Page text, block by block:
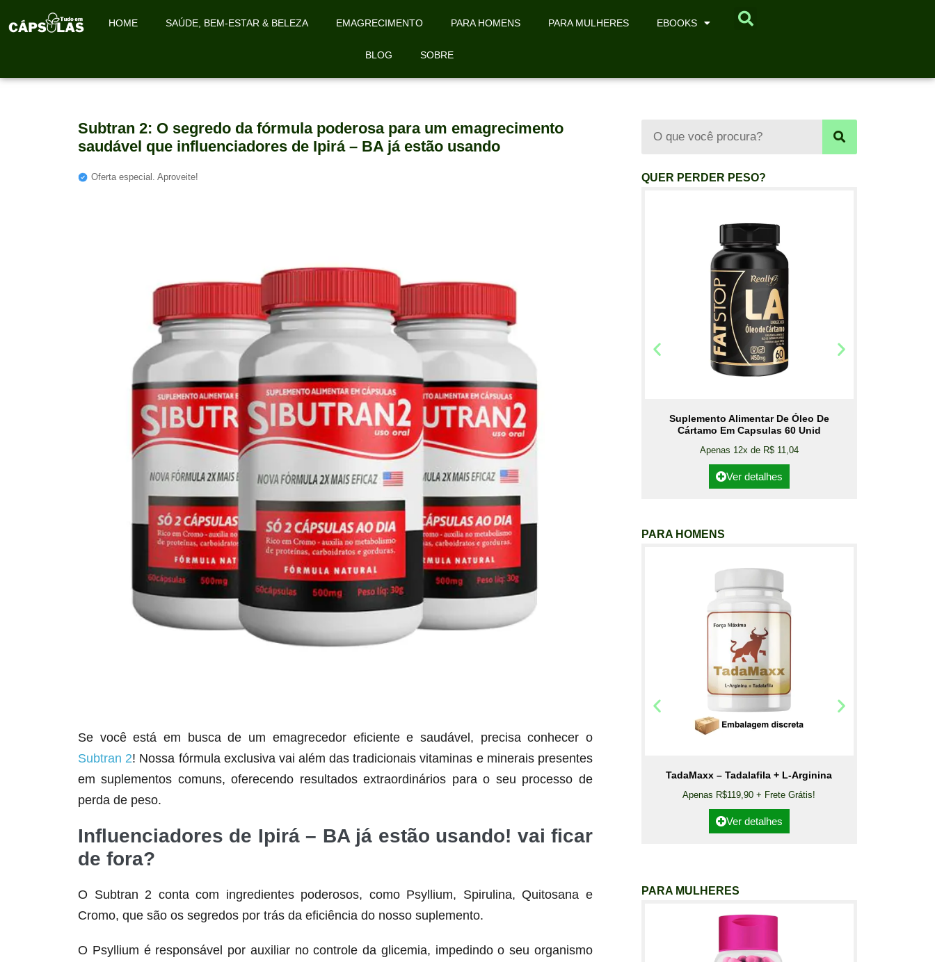
HOME SAÚDE, BEM-ESTAR & BELEZA EMAGRECIMENTO PARA HOMENS PARA MULHERES EBOOKS
BLOG SOBRE
Subtran 2: O segredo da fórmula poderosa para um emagrecimento
saudável que influenciadores de Ipirá – BA já estão usando
Oferta especial. Aproveite!
Se você está em busca de um emagrecedor eficiente e saudável, precisa conhecer o
Subtran 2! Nossa fórmula exclusiva vai além das tradicionais vitaminas e minerais presentes
em suplementos comuns, oferecendo resultados extraordinários para o seu processo de
perda de peso.
Influenciadores de Ipirá – BA já estão usando! vai ficar
de fora?
O Subtran 2 conta com ingredientes poderosos, como Psyllium, Spirulina, Quitosana e
Cromo, que são os segredos por trás da eficiência do nosso suplemento.
O Psyllium é responsável por auxiliar no controle da glicemia, impedindo o seu organismo
QUER PERDER PESO?
Seca Já Detox – O Fim da gordura
localizada
Apenas 12x de R$19,78
Ver detalhes
Suplemento Alimentar De Óleo De
Cártamo Em Capsulas 60 Unid
Apenas 12x de R$ 11,04
Ver detalhes
PARA HOMENS
Seca Já Detox – O Fim da gordura
localizada
Ver detalhes
TadaMaxx – Tadalafila + L-Arginina
Apenas R$119,90 + Frete Grátis!
Ver detalhes
PARA MULHERES